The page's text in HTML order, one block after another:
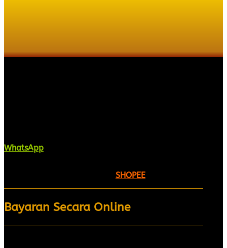
WhatsApp
SHOPEE
Bayaran Secara Online